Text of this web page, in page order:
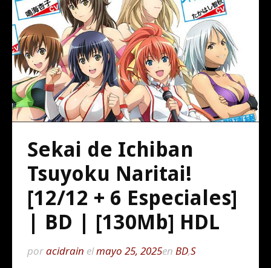
Sekai de Ichiban
Tsuyoku Naritai!
[12/12 + 6 Especiales]
| BD | [130Mb] HDL
poracidrain elmayo 25, 2025en BD,S